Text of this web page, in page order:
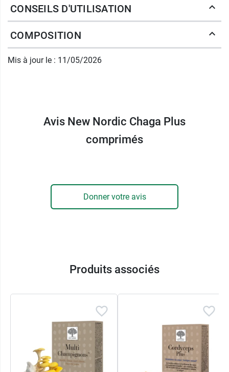
folique (B9), du Zinc, du Sélénium et du Cuivre.
LeZinc1contribue au maintien d'une peau
normale.
LeSéléniumet leZinccontribuent au
maintien de cheveux normaux
unique.
Poivre Longfavorise l'absorption et
Chaga Plus est le parfait allié pour prendre soin
de sa peau et de ses cheveux.
Le sureau aide à lutter contre le stress
Lechampignon Chaga, également connu sous le
obliquus
de la Scandinavie et de la Sibérie, où il pousse
souvent sur les bouleaux. Il est également
appelé « diamant de la forêt » du fait de son
apparence minérale et aussi de ses propriétés
nutritionnelles.
CONSEILS D'UTILISATION
COMPOSITION
Mis à jour le : 11/05/2026
Avis New Nordic Chaga Plus
comprimés
Donner votre avis
Produits associés